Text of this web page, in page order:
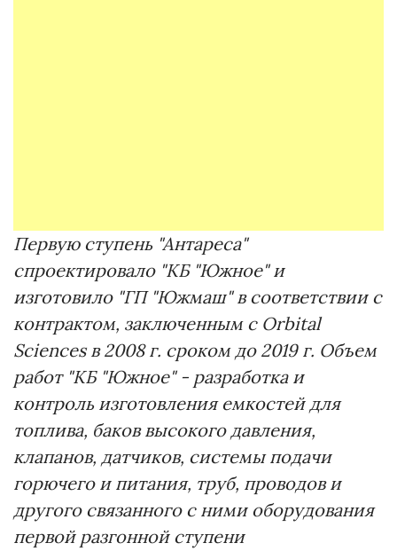
Первую ступень "Антареса"
спроектировало "КБ "Южное" и
изготовило "ГП "Южмаш" в соответствии с
контрактом, заключенным с Orbital
Sciences в 2008 г. сроком до 2019 г. Объем
работ "КБ "Южное" - разработка и
контроль изготовления емкостей для
топлива, баков высокого давления,
клапанов, датчиков, системы подачи
горючего и питания, труб, проводов и
другого связанного с ними оборудования
первой разгонной ступени